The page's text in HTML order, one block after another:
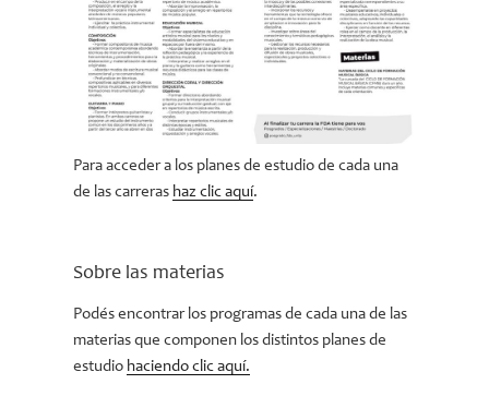
Para acceder a los planes de estudio de cada una
de las carreras haz clic aquí.
Sobre las materias
Podés encontrar los programas de cada una de las
materias que componen los distintos planes de
estudio haciendo clic aquí.